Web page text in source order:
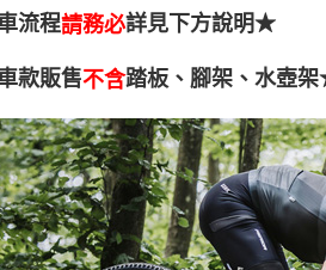
流程請務必詳見下方說明★
款販售不含踏板、腳架、水壺